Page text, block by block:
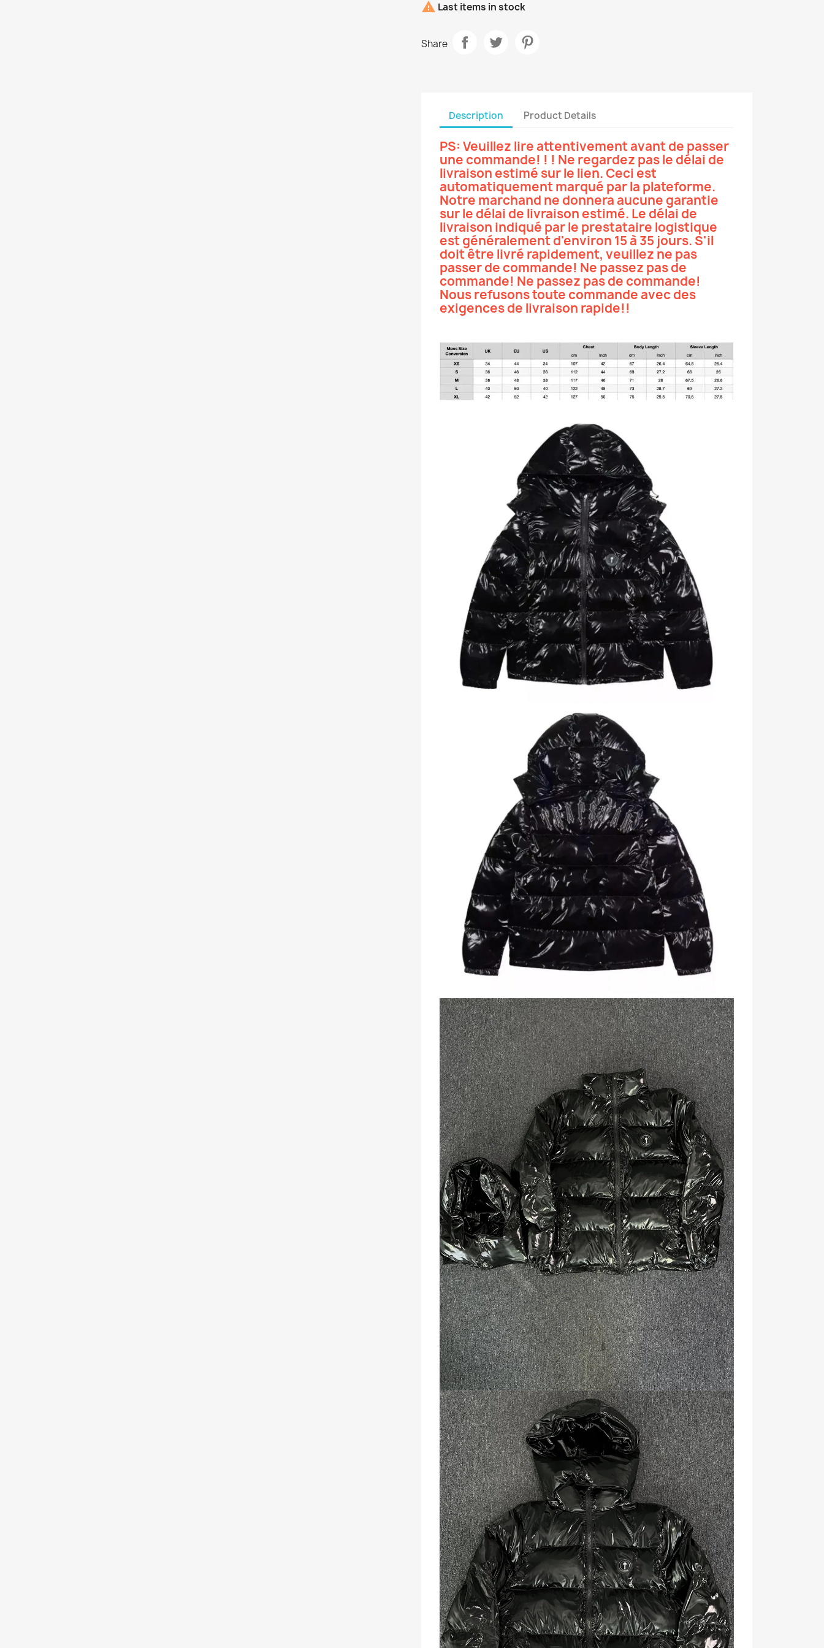
 Last items in stock
Share
Description Product Details
PS: Veuillez lire attentivement avant de passer
une commande! ! ! Ne regardez pas le délai de
livraison estimé sur le lien. Ceci est
automatiquement marqué par la plateforme.
Notre marchand ne donnera aucune garantie
sur le délai de livraison estimé. Le délai de
livraison indiqué par le prestataire logistique
est généralement d'environ 15 à 35 jours. S'il
doit être livré rapidement, veuillez ne pas
passer de commande! Ne passez pas de
commande! Ne passez pas de commande!
Nous refusons toute commande avec des
exigences de livraison rapide!!